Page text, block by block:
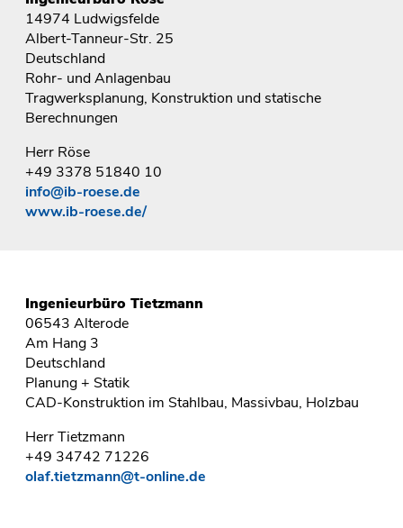
14974 Ludwigsfelde
Albert-Tanneur-Str. 25
Deutschland
Rohr- und Anlagenbau
Tragwerksplanung, Konstruktion und statische
Berechnungen
Herr Röse
+49 3378 51840 10
info@ib-roese.de
www.ib-roese.de/
Ingenieurbüro Tietzmann
06543 Alterode
Am Hang 3
Deutschland
Planung + Statik
CAD-Konstruktion im Stahlbau, Massivbau, Holzbau
Herr Tietzmann
+49 34742 71226
olaf.tietzmann@t-online.de